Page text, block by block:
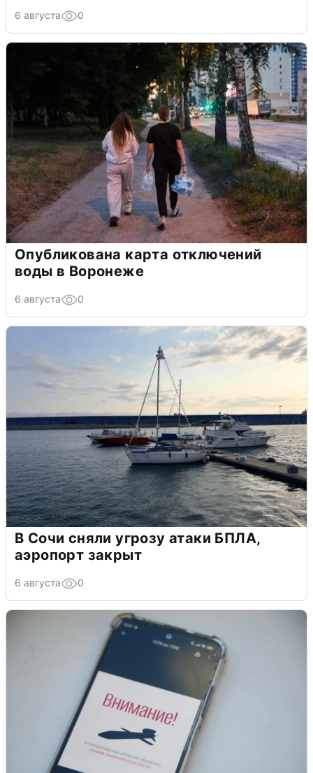
6 августа 0
Опубликована карта отключений
воды в Воронеже
6 августа 0
В Сочи сняли угрозу атаки БПЛА,
аэропорт закрыт
6 августа 0